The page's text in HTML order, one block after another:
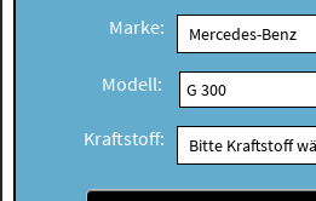
Marke:
Modell:
Kraftstoff: